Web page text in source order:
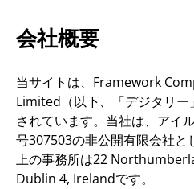
会社概要
当サイトは、Framework
Limited（以下、「デジタリ
されています。当社は、アイ
号307503の非公開有限会社と
上の事務所は22
Dublin 4, Irelandです。